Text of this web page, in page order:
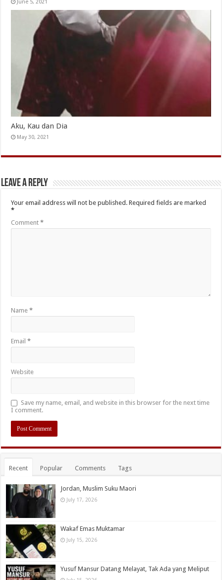
June 5, 2021
Aku, Kau dan Dia
May 30, 2021
Leave a Reply
Your email address will not be published. Required fields are marked
*
Comment*
Name*
Email*
Website
Save my name, email, and website in this browser for the next time
I comment.
Recent Popular Comments Tags
Jordan, Muslim Suku Maori
July 17, 2026
Wakaf Emas Muktamar
July 15, 2026
Yusuf Mansur Datang Melayat, Tak Ada yang Meliput